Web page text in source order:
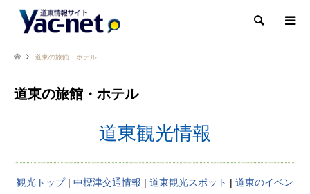
検索
道東の旅館・ホテル
道東の旅館・ホテル
道東観光情報
観光トップ| 中標津交通情報 | 道東観光スポット | 道東のイベン